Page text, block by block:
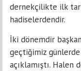
dernekçilikte ilk
hadiselerdendir.
İki dönemdir
geçtiğimiz günlerde
açıklamıştı. Halen